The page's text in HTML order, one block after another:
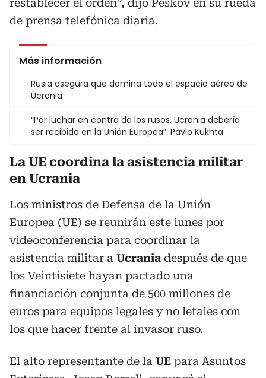
restablecer el orden”, dijo Peskov en su rueda
de prensa telefónica diaria.
Más información
Rusia asegura que domina todo el espacio aéreo de
Ucrania
“Por luchar en contra de los rusos, Ucrania debería
ser recibida en la Unión Europea”: Pavlo Kukhta
La UE coordina la asistencia militar
en Ucrania
Los ministros de Defensa de la Unión
Europea (UE) se reunirán este lunes por
videoconferencia para coordinar la
asistencia militar a Ucrania después de que
los Veintisiete hayan pactado una
financiación conjunta de 500 millones de
euros para equipos legales y no letales con
los que hacer frente al invasor ruso.
El alto representante de la UE para Asuntos